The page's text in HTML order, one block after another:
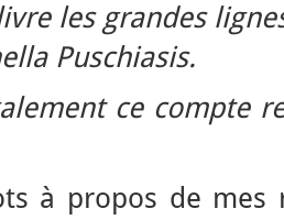
les grandes
Puschiasis.
ce compte
à propos de mes